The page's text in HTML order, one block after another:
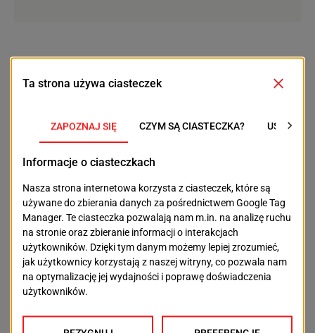
Zdarzenie zostało w tej sytuacji zakwalifikowane jako
POPRZEDNI TEKST
Cieszyli się tylko
gospodarze
przywrócenia handlu
w niedzielę
OSTATNIE ARTYKUŁY
Aktualności
będzie bardziej zielony